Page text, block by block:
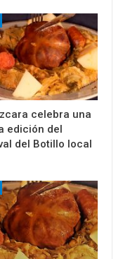
celebra una
edición del
del Botillo local